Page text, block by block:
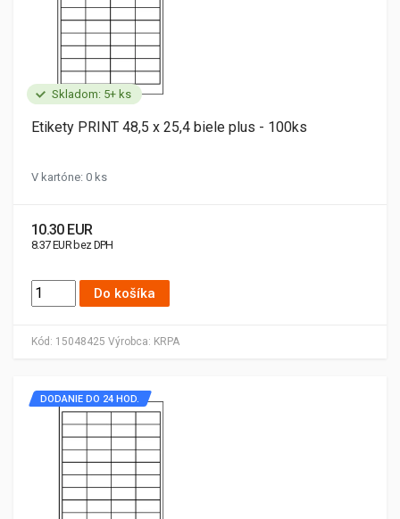
Skladom: 5+ ks
Kód: 15048425 Výrobca: KRPA
Etikety PRINT 48,5 x 25,4 biele plus - 100ks
V kartóne: 0 ks
10.30 EUR
8.37 EUR bez DPH
Do košíka
DODANIE DO 24 HOD.